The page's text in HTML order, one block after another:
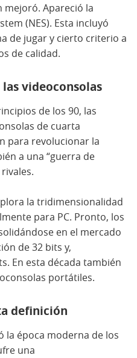
mejoró. Apareció la
(NES). Esta incluyó
de jugar y cierto criterio a
de calidad.
videoconsolas
de los 90, las
de cuarta
para revolucionar la
a una “guerra de
la tridimensionalidad
para PC. Pronto, los
en el mercado
de 32 bits y,
En esta década también
portátiles.
definición
la época moderna de los
una